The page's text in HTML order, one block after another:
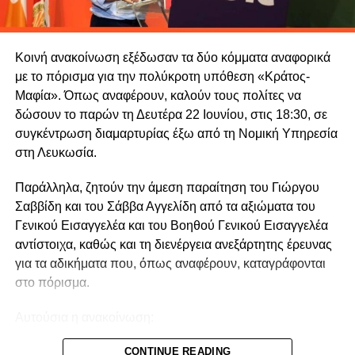
και ο Διευθυντής του Γραφείου Τύπου του Προέδρου,
Κοινή ανακοίνωση εξέδωσαν τα δύο κόμματα αναφορικά
με το πόρισμα για την πολύκροτη υπόθεση «Κράτος-
Μαφία». Όπως αναφέρουν, καλούν τους πολίτες να
δώσουν το παρών τη Δευτέρα 22 Ιουνίου, στις 18:30, σε
συγκέντρωση διαμαρτυρίας έξω από τη Νομική Υπηρεσία
στη Λευκωσία.
Παράλληλα, ζητούν την άμεση παραίτηση του Γιώργου
Σαββίδη και του Σάββα Αγγελίδη από τα αξιώματα του
Γενικού Εισαγγελέα και του Βοηθού Γενικού Εισαγγελέα
αντίστοιχα, καθώς και τη διενέργεια ανεξάρτητης έρευνας
για τα αδικήματα που, όπως αναφέρουν, καταγράφονται
στο πόρισμα.
CONTINUE READING